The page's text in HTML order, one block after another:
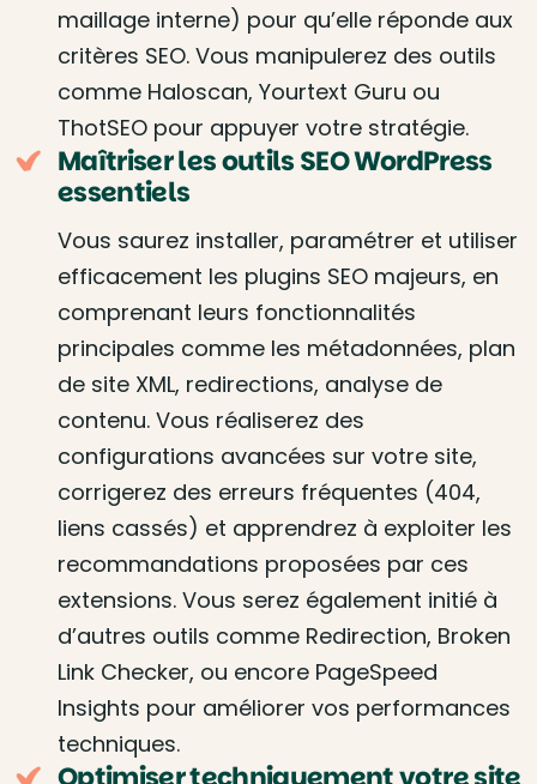
maillage interne) pour qu’elle réponde aux
critères SEO. Vous manipulerez des outils
comme Haloscan, Yourtext Guru ou
ThotSEO pour appuyer votre stratégie.
Maîtriser les outils SEO WordPress
essentiels
Vous saurez installer, paramétrer et utiliser
efficacement les plugins SEO majeurs, en
comprenant leurs fonctionnalités
principales comme les métadonnées, plan
de site XML, redirections, analyse de
contenu. Vous réaliserez des
configurations avancées sur votre site,
corrigerez des erreurs fréquentes (404,
liens cassés) et apprendrez à exploiter les
recommandations proposées par ces
extensions. Vous serez également initié à
d’autres outils comme Redirection, Broken
Link Checker, ou encore PageSpeed
Insights pour améliorer vos performances
techniques.